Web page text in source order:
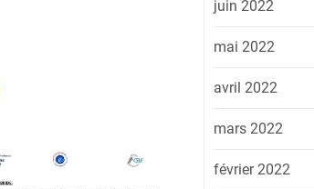
juin 2022
mai 2022
avril 2022
mars 2022
février 2022